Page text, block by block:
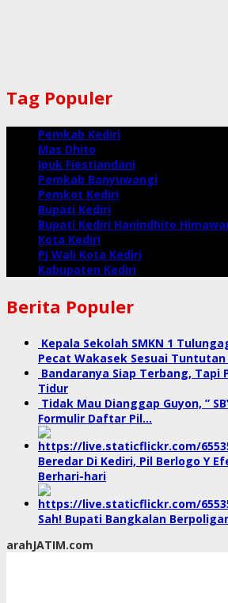
Tag Populer
Pemkab Kediri
Mas Dhito
Ipuk Fiestiandani
Pemkab Banyuwangi
Pemkot Kediri
Bupati Kediri
Bupati Kediri Hanindhito
Kota Kediri
Pj Wali Kota Kediri
Kabupaten Kediri
Berita Populer
Kepala Sekolah SMKN 1
Pecat Wakasek Sesuai
Bandaranya Siap Terbang, Tapi
Tidur
Tidak Mau Dianggap Guyon, ”
Formulir Daftar Pil…
Beredar Di Kediri, Pil Berlogo Y
Berhari-hari
Sah! Bupati Bangkalan
arahJATIM.com